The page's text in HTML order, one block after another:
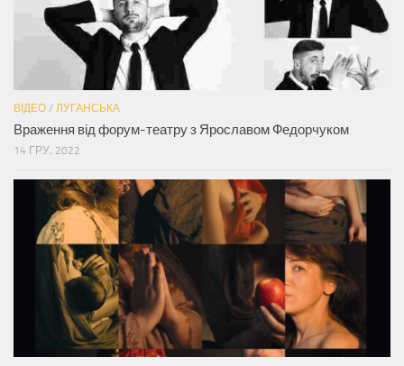
ВІДЕО / ЛУГАНСЬКА
Враження від форум-театру з Ярославом Федорчуком
14 ГРУ, 2022